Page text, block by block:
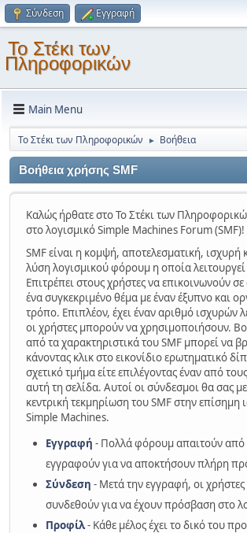
Σύνδεση Εγγραφή
Το Στέκι των
Πληροφορικών
Main Menu
Το Στέκι των Πληροφορικών ► Βοήθεια
Βοήθεια χρήσης SMF
Καλώς ήρθατε στο Το Στέκι των
στο λογισμικό Simple Machines Forum (SMF)!
SMF είναι η κομψή, αποτελεσματική, ισχυρή
λύση λογισμικού φόρουμ η οποία
Επιτρέπει στους χρήστες να επικοινωνούν σε
ένα συγκεκριμένο θέμα με έναν έξυπνο και
τρόπο. Επιπλέον, έχει έναν αριθμό ισχυρών
οι χρήστες μπορούν να χρησιμοποιήσουν.
από τα χαρακτηριστικά του SMF μπορεί να
κάνοντας κλικ στο εικονίδιο ερωτηματικό
σχετικό τμήμα είτε επιλέγοντας έναν από
αυτή τη σελίδα. Αυτοί οι σύνδεσμοι θα σας
κεντρική τεκμηρίωση του SMF στην επίσημη
Simple Machines.
Εγγραφή - Πολλά φόρουμ απαιτούν από
εγγραφούν για να αποκτήσουν πλήρη
Σύνδεση - Μετά την εγγραφή, οι
συνδεθούν για να έχουν πρόσβαση στο
Προφίλ- Κάθε μέλος έχει το δικό του